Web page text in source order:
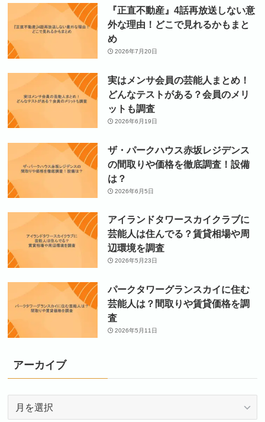
『正直不動産』4話再放送しない意
外な理由！どこで見れるかもまと
め
2026年7月20日
実はメンサ会員の芸能人まとめ！
どんなテストがある？会員のメリ
ットも調査
2026年6月19日
ザ・パークハウス赤坂レジデンス
の間取りや価格を徹底調査！設備
は？
2026年6月5日
アイランドタワースカイクラブに
芸能人は住んでる？賃貸相場や周
辺環境を調査
2026年5月23日
パークタワーグランスカイに住む
芸能人は？間取りや賃貸価格を調
査
2026年5月11日
アーカイブ